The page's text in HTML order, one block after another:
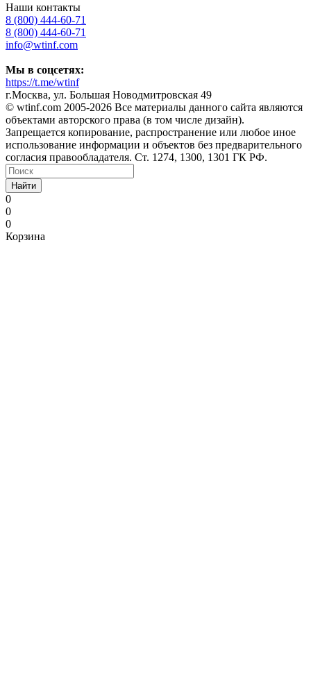
Наши контакты
8 (800) 444-60-71
8 (800) 444-60-71
info@wtinf.com
Мы в соцсетях:
https://t.me/wtinf
г.Москва, ул. Большая Новодмитровская 49
©️ wtinf.com 2005-2026 Все материалы данного сайта являются
объектами авторского права (в том числе дизайн).
Запрещается копирование, распространение или любое иное
использование информации и объектов без предварительного
согласия правообладателя. Ст. 1274, 1300, 1301 ГК РФ.
Найти
0
0
0
Корзина